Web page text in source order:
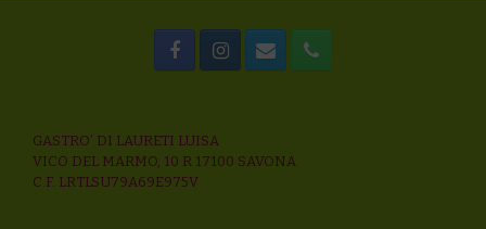
GASTRO’ DI LAURETI LUISA
VICO DEL MARMO, 10 R 17100 SAVONA
C.F. LRTLSU79A69E975V